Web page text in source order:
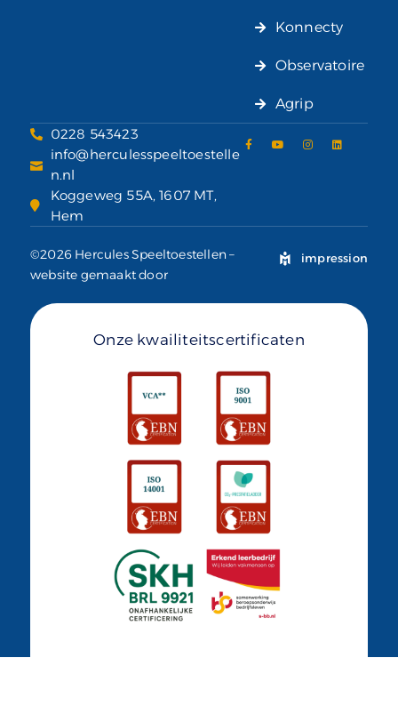
Konnecty
Observatoire
Agrip
0228 543423
info@herculesspeeltoestelle
n.nl
Koggeweg 55A, 1607 MT,
Hem
©2026 Hercules Speeltoestellen –
website gemaakt door
impression
Onze kwailiteitscertificaten